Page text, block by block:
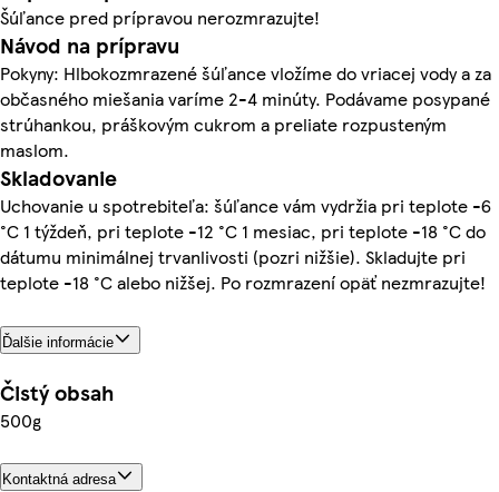
Šúľance pred prípravou nerozmrazujte!
Návod na prípravu
Pokyny: Hlbokozmrazené šúľance vložíme do vriacej vody a za
občasného miešania varíme 2-4 minúty. Podávame posypané
strúhankou, práškovým cukrom a preliate rozpusteným
maslom.
Skladovanie
Uchovanie u spotrebiteľa: šúľance vám vydržia pri teplote -6
°C 1 týždeň, pri teplote -12 °C 1 mesiac, pri teplote -18 °C do
dátumu minimálnej trvanlivosti (pozri nižšie). Skladujte pri
teplote -18 °C alebo nižšej. Po rozmrazení opäť nezmrazujte!
Ďalšie informácie
Čistý obsah
500g
Kontaktná adresa